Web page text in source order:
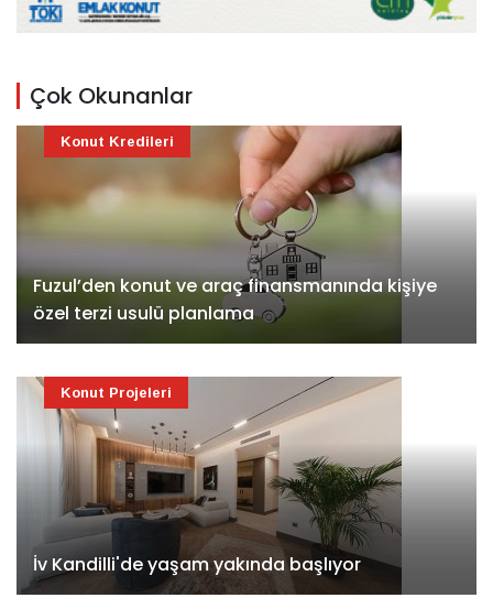
Çok Okunanlar
Fuzul’den konut ve araç finansmanında kişiye
özel terzi usulü planlama
Konut Kredileri
İv Kandilli'de yaşam yakında başlıyor
Konut Projeleri